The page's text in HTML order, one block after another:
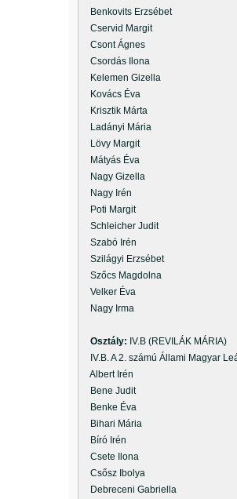
Benkovits Erzsébet
Cservid Margit
Csont Ágnes
Csordás Ilona
Kelemen Gizella
Kovács Éva
Krisztik Márta
Ladányi Mária
Lövy Margit
Mátyás Éva
Nagy Gizella
Nagy Irén
Poti Margit
Schleicher Judit
Szabó Irén
Szilágyi Erzsébet
Szőcs Magdolna
Velker Éva
Nagy Irma
Osztály: IV.B (REVILÁK MÁRIA)
IV.B. A 2. számú Állami Magyar
Albert Irén
Bene Judit
Benke Éva
Bihari Mária
Bíró Irén
Csete Ilona
Csősz Ibolya
Debreceni Gabriella